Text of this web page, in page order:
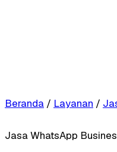
Beranda / Layanan /
Jasa WhatsApp